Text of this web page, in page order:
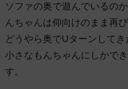
ソファの奥で遊んでいるの
んちゃんは仰向けのまま再
どうやら奥でUターンして
小さなもんちゃんにしかで
す。